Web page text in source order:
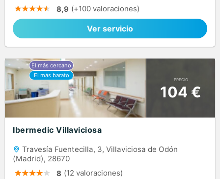
8,9 (+100 valoraciones)
Ver servicio
PRECIO
104 €
Ibermedic Villaviciosa
Travesía Fuentecilla, 3, Villaviciosa de Odón
(Madrid), 28670
8 (12 valoraciones)